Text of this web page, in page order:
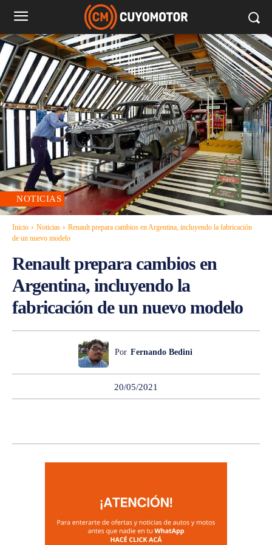
NOTICIAS
Inicio Noticias
Renault prepara cambios en Argentina, incluyendo la fabricación
de un nuevo modelo
Renault prepara cambios en
Argentina, incluyendo la
fabricación de un nuevo modelo
Por Fernando Bedini
20/05/2021